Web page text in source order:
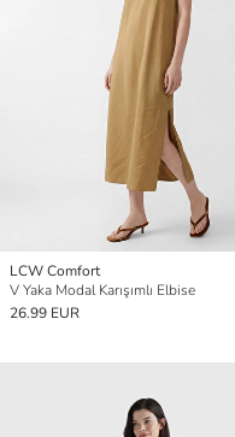
LCW Comfort
V Yaka Modal Karışımlı Elbise
26.99 EUR